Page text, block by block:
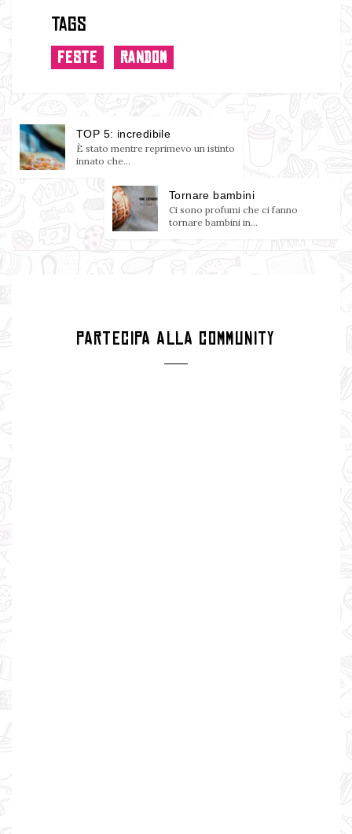
Tags
FESTE RANDOM
TOP 5: incredibile
È stato mentre reprimevo un istinto
innato che...
Tornare bambini
Ci sono profumi che ci fanno
tornare bambini in...
PARTECIPA ALLA COMMUNITY